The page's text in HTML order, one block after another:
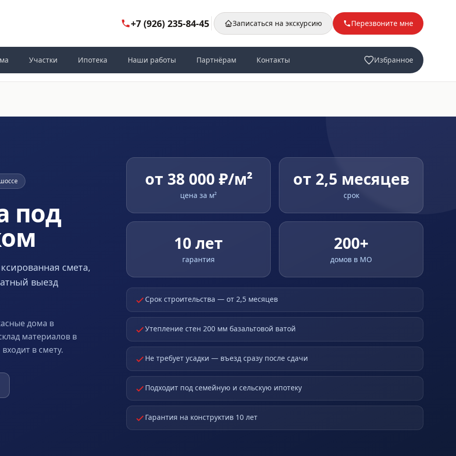
+7 (926) 235-84-45 Записаться на экскурсию Перезвоните мне
Участки Ипотека Наши работы Партнёрам Контакты Избранное
под
смета,
выезд
дома в
материалов в
в смету.
от 38 000 ₽/м²
цена за м²
от 2,5 месяцев
срок
10 лет
гарантия
200+
домов в МО
Срок строительства — от 2,5 месяцев
Утепление стен 200 мм базальтовой ватой
Не требует усадки — въезд сразу после сдачи
Подходит под семейную и сельскую ипотеку
Гарантия на конструктив 10 лет